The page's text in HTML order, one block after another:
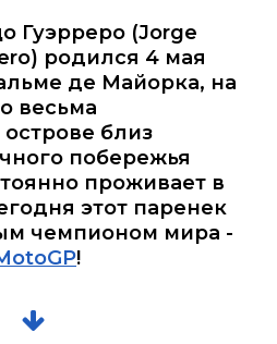
Гуэрреро (Jorge
родился 4 мая
де Майорка, на
весьма
близ
побережья
проживает в
этот паренек
чемпионом мира -
!